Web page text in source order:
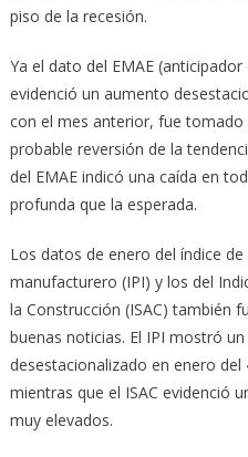
piso de la recesión.
Ya el dato del EMAE
evidenció un aumento
con el mes anterior, fue
probable reversión de la
del EMAE indicó una caída en
profunda que la esperada.
Los datos de enero del índice
manufacturero (IPI) y los del
la Construcción (ISAC) también
buenas noticias. El IPI mostró
desestacionalizado en enero
mientras que el ISAC evidenció
muy elevados.